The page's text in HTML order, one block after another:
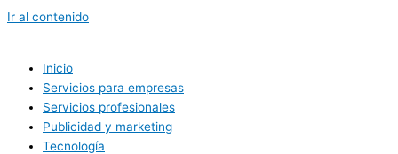
Ir al contenido
Inicio
Servicios para empresas
Servicios profesionales
Publicidad y marketing
Tecnología